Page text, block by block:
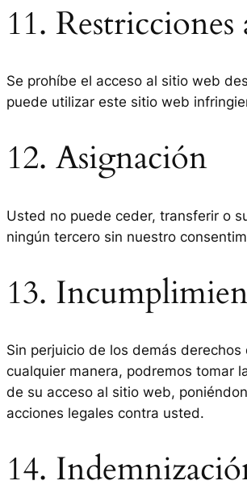
11.
Se prohíbe el acceso al sitio web
puede utilizar este sitio web
12. Asignación
Usted no puede ceder, transferir o
ningún tercero sin nuestro
13.
Sin perjuicio de los demás
cualquier manera, podremos tomar
de su acceso al sitio web,
acciones legales contra usted.
14.